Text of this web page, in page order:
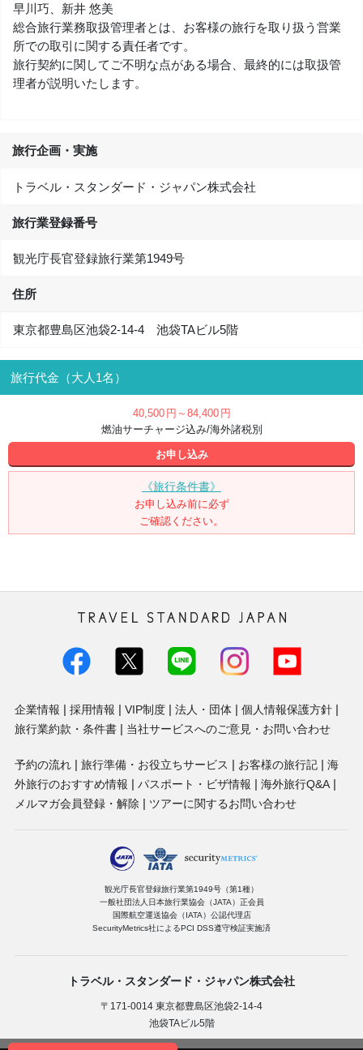
早川巧、新井 悠美
総合旅行業務取扱管理者とは、お客様の旅行を取り扱う営業
所での取引に関する責任者です。
旅行契約に関してご不明な点がある場合、最終的には取扱管
理者が説明いたします。
旅行企画・実施
トラベル・スタンダード・ジャパン株式会社
旅行業登録番号
観光庁長官登録旅行業第1949号
住所
東京都豊島区池袋2-14-4 池袋TAビル5階
旅行代金（大人1名）
40,500 円 ～84,400 円
燃油サーチャージ込み/海外諸税別
お申し込み
《旅行条件書》
お申し込み前に必ず
ご確認ください。
式会社
企業情報 採用情報 VIP制度 法人・団体
個人情報保護方針
旅行業約款・条件書
当社サービスへのご意見・お問い合わせ
予約の流れ 旅行準備・お役立ちサービス お客様の旅行記
海
外旅行のおすすめ情報
パスポート・ビザ情報
海外旅行Q&A
メルマガ会員登録・解除
ツアーに関するお問い合わせ
観光庁長官登録旅行業第1949号（第1種）
一般社団法人日本旅行業協会（JATA）正会員
国際航空運送協会（IATA）公認代理店
SecurityMetrics社によるPCI DSS遵守検証実施済
トラベル・スタンダード・ジャパン株式会社
〒171-0014 東京都豊島区池袋2-14-4
池袋TAビル5階